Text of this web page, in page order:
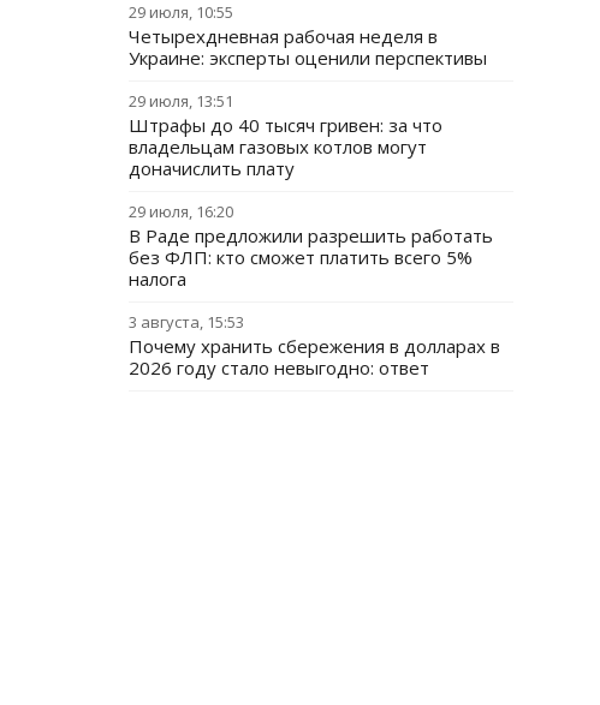
29 июля, 10:55
Четырехдневная рабочая неделя в
Украине: эксперты оценили перспективы
29 июля, 13:51
Штрафы до 40 тысяч гривен: за что
владельцам газовых котлов могут
доначислить плату
29 июля, 16:20
В Раде предложили разрешить работать
без ФЛП: кто сможет платить всего 5%
налога
3 августа, 15:53
Почему хранить сбережения в долларах в
2026 году стало невыгодно: ответ